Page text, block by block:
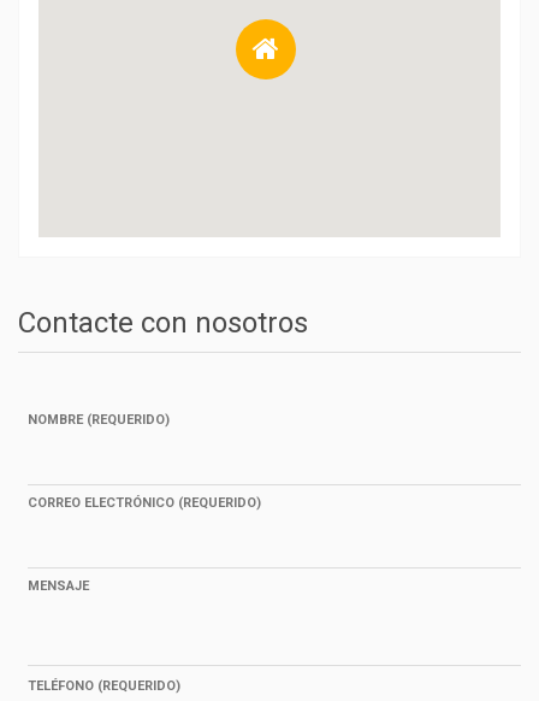
Contacte con nosotros
NOMBRE (REQUERIDO)
CORREO ELECTRÓNICO (REQUERIDO)
MENSAJE
TELÉFONO (REQUERIDO)